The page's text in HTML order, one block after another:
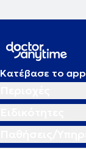
Κατέβασε το app